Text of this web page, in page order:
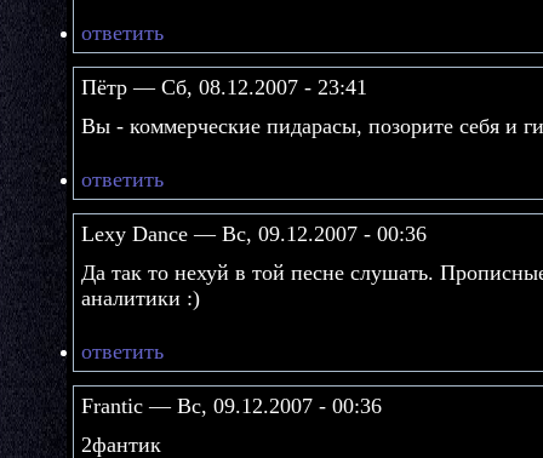
ответить
Пётр — Сб, 08.12.2007 - 23:41
Вы - коммерческие пидарасы, позорите себя и
ответить
Lexy Dance — Вс, 09.12.2007 - 00:36
Да так то нехуй в той песне слушать.
аналитики :)
ответить
Frantic — Вс, 09.12.2007 - 00:36
2фантик